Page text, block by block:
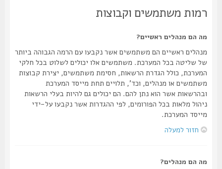
רמות משתמשים וקבוצות
מה הם מנהלים ראשיים?
מנהלים ראשיים הם משתמשים אשר נקבעו עם הרמה הגבוהה ביותר
של שליטה בכל המערכת. משתמשים אלו יכולים לשלוט בכל חלקי
המערכת, כולל הגדרת הרשאות, חסימת משתמשים, יצירת קבוצות
משתמשים או מנהלים, וכד', תלויים תחת מייסד המערכת
ובהרשאות אשר הוא נתן להם. הם יכולים גם להיות בעלי הרשאות
ניהול מלאות בכל הפורומים, לפי ההגדרות אשר נקבעו על-ידי
מייסד המערכת.
חזור למעלה
מה הם מנהלים?